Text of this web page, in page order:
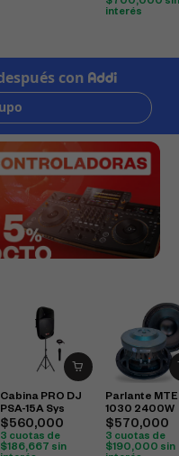
interés
Cabina PRO DJ
PSA-15A Sys
$560,000
3 cuotas de
$186,667 sin
Parlante MTE
1030 2400W
$570,000
3 cuotas de
$190,000 sin